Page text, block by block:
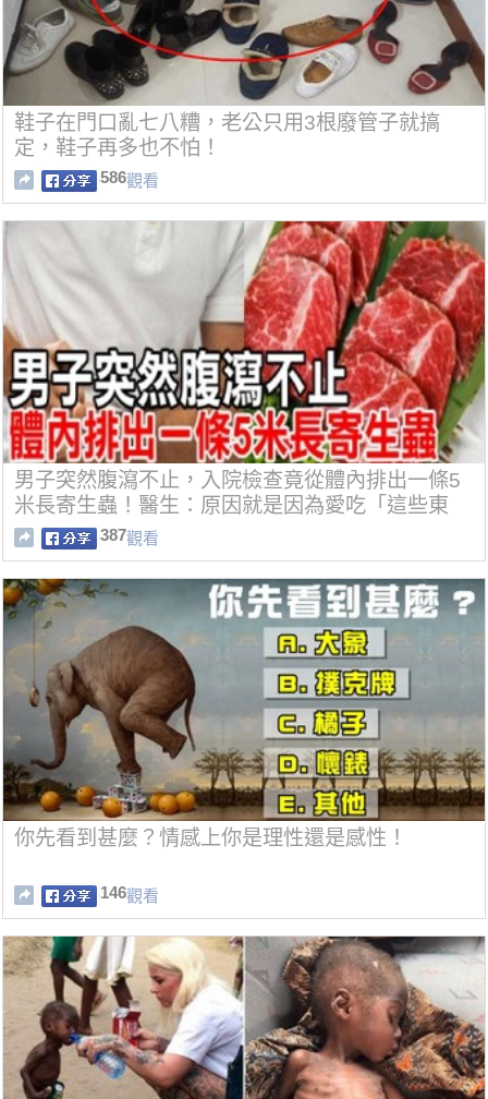
鞋子在門口亂七八糟，老公只用3根廢管子就搞
定，鞋子再多也不怕！
586觀看
男子突然腹瀉不止，入院檢查竟從體內排出一條5
米長寄生蟲！醫生：原因就是因為愛吃「這些東
西」！
387觀看
你先看到甚麼？情感上你是理性還是感性！
146觀看